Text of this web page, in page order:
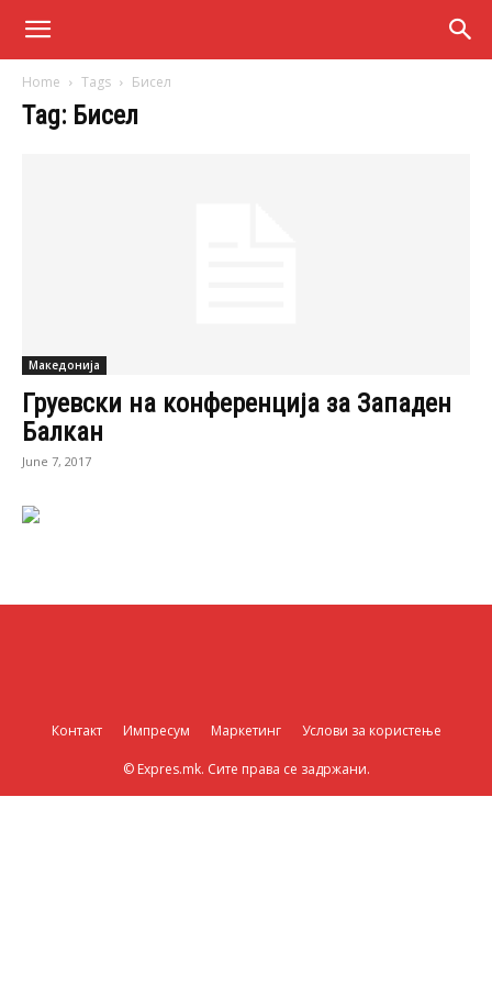
Home Tags Бисел
Tag: Бисел
Македонија
Груевски на конференција за Западен
Балкан
June 7, 2017
Контакт Импресум Маркетинг Услови за користење
© Expres.mk. Сите права се задржани.